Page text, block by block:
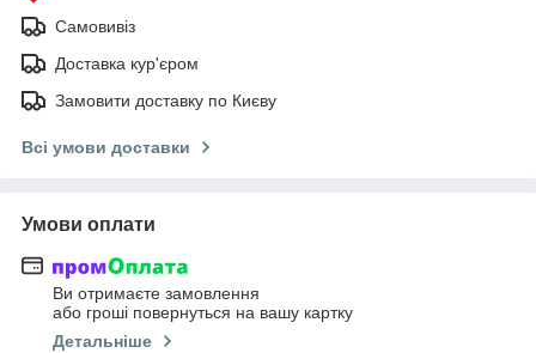
Самовивіз
Доставка кур'єром
Замовити доставку по Києву
Всі умови доставки
Умови оплати
Ви отримаєте замовлення
або гроші повернуться на вашу картку
Детальніше